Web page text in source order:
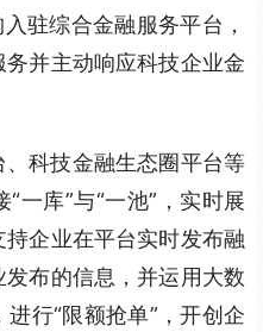
驻综合金融服务平台，
并主动响应科技企业金
科技金融生态圈平台等
一库”与“一池”，实时展
企业在平台实时发布融
布的信息，并运用大数
行“限额抢单”，开创企